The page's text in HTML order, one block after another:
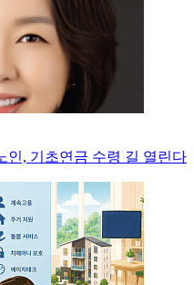
인, 기초연금 수령 길 열린다